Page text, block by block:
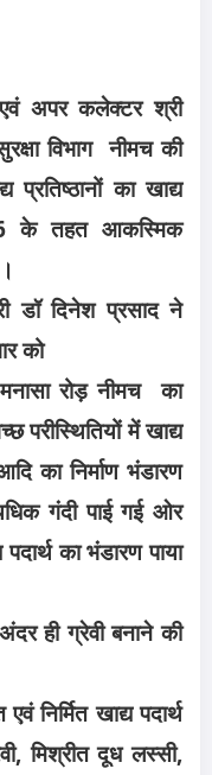
अपर कलेक्टर श्री
विभाग नीमच की
का खाद्य
के तहत आकस्मिक
डॉ दिनेश प्रसाद ने
को
रोड़ नीमच का
परीस्थितियों में खाद्य
का निर्माण भंडारण
गंदी पाई गई ओर
का भंडारण पाया
ही ग्रेवी बनाने की
निर्मित खाद्य पदार्थ
मिश्रीत दूध लस्सी,